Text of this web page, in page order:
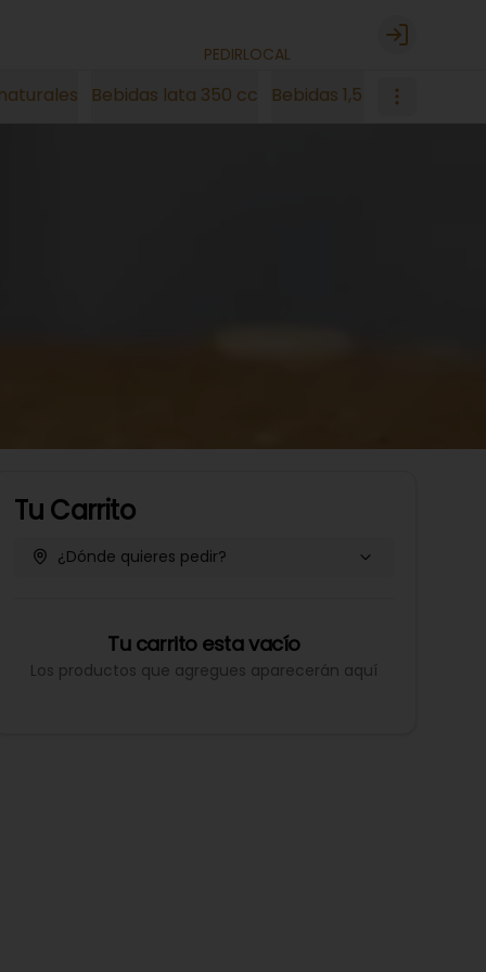
PEDIRLOCAL Login
Bebidas lata 350 cc Bebidas 1,5 litro
Tu Carrito
¿Dónde quieres pedir?
Tu carrito esta vacío
Los productos que agregues aparecerán aquí